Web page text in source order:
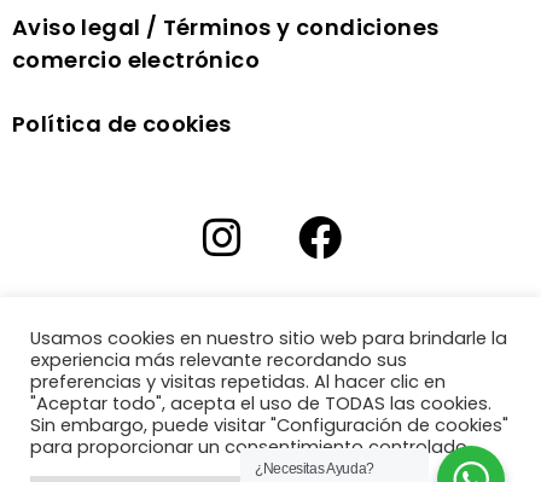
Aviso legal / Términos y condiciones
comercio electrónico
Política de cookies
Usamos cookies en nuestro sitio web para brindarle la
experiencia más relevante recordando sus
preferencias y visitas repetidas. Al hacer clic en
"Aceptar todo", acepta el uso de TODAS las cookies.
Sin embargo, puede visitar "Configuración de cookies"
para proporcionar un consentimiento controlado.
¿Necesitas Ayuda?